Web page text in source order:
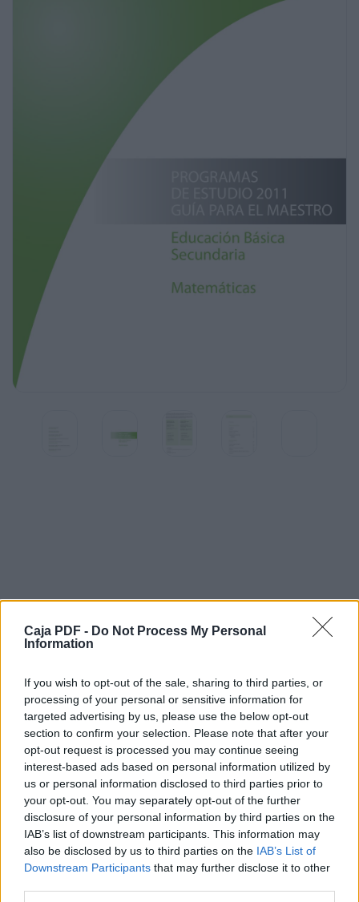
Caja PDF - Do Not Process My Personal
Information
If you wish to opt-out of the sale, sharing to third parties, or
processing of your personal or sensitive information for
targeted advertising by us, please use the below opt-out
section to confirm your selection. Please note that after your
opt-out request is processed you may continue seeing
interest-based ads based on personal information utilized by
us or personal information disclosed to third parties prior to
your opt-out. You may separately opt-out of the further
disclosure of your personal information by third parties on the
IAB’s list of downstream participants. This information may
also be disclosed by us to third parties on the IAB’s List of
Downstream Participants that may further disclose it to other
Dirección General de Desarrollo Curricular
Leopoldo Felipe Rodríguez Gutiérrez
Dirección General de Formación Continua de
MAESTROS en Servicio
Leticia Gutiérrez Corona
Dirección General de Materiales Educativos
María Edith Bernáldez Reyes
Dirección General de Desarrollo de la Gestión
e Innovación Educativa
GUÍA PARA EL MAESTRO
(DGFCMS),
que pertenecen a la Subsecretaría de
La Secretaría de Educación Pública agradece
la participación, en la elaboración de este
documento, de las maestras y los maestros
de educación secundaria, especial e indígena,
los directivos, los coordinadores estatales de
Asesoría y Seguimiento, los responsables de
Educación Especial, los responsables de
Educación Indígena, y el personal técnico y
de apoyo de las entidades federativas, así
como las
aportaciones de académicos y especialistas
de instituciones educativas nacionales y de
Descargar el documento (PDF)
PROGRAMA SECUNDARIA MATEMATICAS 2011.pdf (PDF,
4.5 MB)